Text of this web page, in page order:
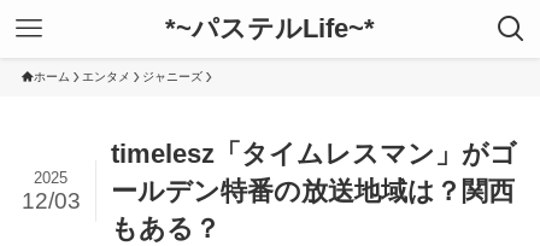
*~パステルLife~*
ホーム エンタメ ジャニーズ
timelesz「タイムレスマン」がゴ
ールデン特番の放送地域は？関西
もある？
2025
12/03